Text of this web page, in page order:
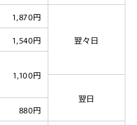
1,870円
翌々日
1,540円
1,100円
翌日
880円